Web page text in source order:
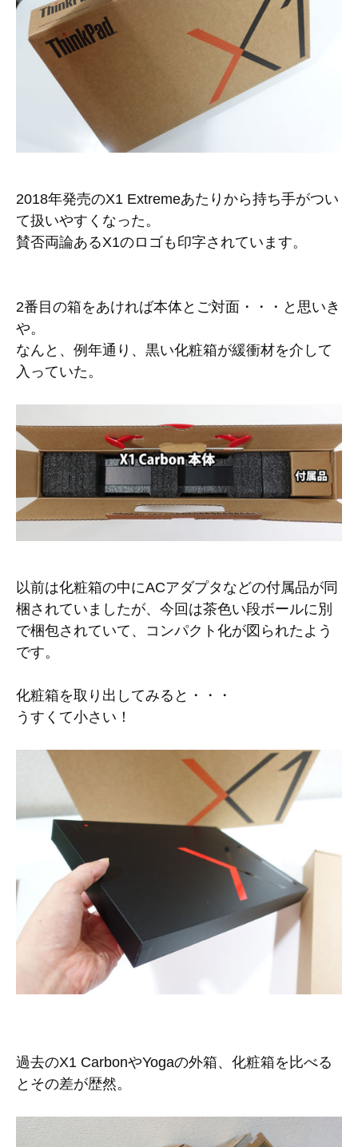
2018年発売のX1 Extremeあたりから持ち手がつい
て扱いやすくなった。
賛否両論あるX1のロゴも印字されています。
2番目の箱をあければ本体とご対面・・・と思いき
や。
なんと、例年通り、黒い化粧箱が緩衝材を介して
入っていた。
以前は化粧箱の中にACアダプタなどの付属品が同
梱されていましたが、今回は茶色い段ボールに別
で梱包されていて、コンパクト化が図られたよう
です。
化粧箱を取り出してみると・・・
うすくて小さい！
過去のX1 CarbonやYogaの外箱、化粧箱を比べる
とその差が歴然。